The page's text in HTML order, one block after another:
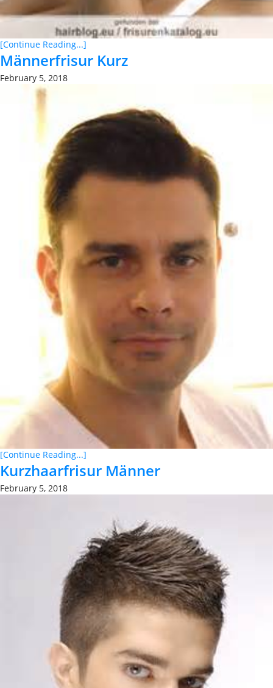
[Continue Reading...]
Männerfrisur Kurz
February 5, 2018
[Continue Reading...]
Kurzhaarfrisur Männer
February 5, 2018